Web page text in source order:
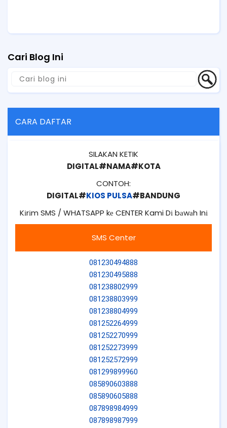
Cari Blog Ini
CARA DAFTAR
SILAKAN KETIK
DIGITAL#NAMA#KOTA
CONTOH:
DIGITAL#KIOS PULSA#BANDUNG
Kіrіm SMS / WHATSAPP kе CENTER Kami Dі bаwаh Inі
SMS Center
081230494888
081230495888
081238802999
081238803999
081238804999
081252264999
081252270999
081252273999
081252572999
081299899960
085890603888
085890605888
087898984999
087898987999